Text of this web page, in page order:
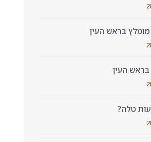
בראש העין
העין
טלה?